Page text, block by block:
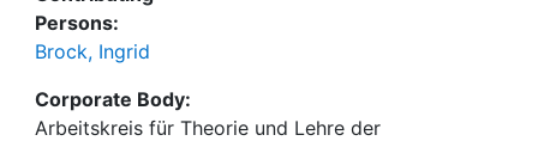
Persons:
Brock, Ingrid
Corporate Body:
Arbeitskreis für Theorie und Lehre der